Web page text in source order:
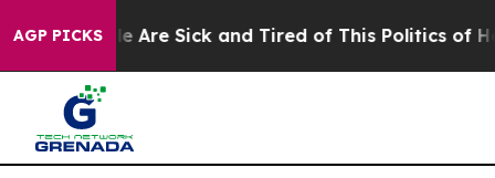
AGP PICKS
“People Are Sick and Tired of This Politics of